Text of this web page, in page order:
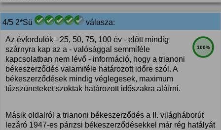
4/5 2*Sü válasza:
100%
Az évfordulók - 25, 50, 75, 100 év - előtt mindig
szárnyra kap az a - valósággal semmiféle
kapcsolatban nem lévő - információ, hogy a trianoni
békeszerződés valamiféle határozott időre szól. A
békeszerződések mindig véglegesek, maximum
tűzszüneteket szoktak határozott időszakra aláírni.
Másik oldalról a trianoni békeszerződés a II. világháborút
lezáró 1947-es párizsi békeszerződésekkel már rég hatályát